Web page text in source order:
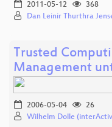
2011-05-12
368
Dan Leinir Thurthra
Trusted
Management
2006-05-04
26
Wilhelm Dolle